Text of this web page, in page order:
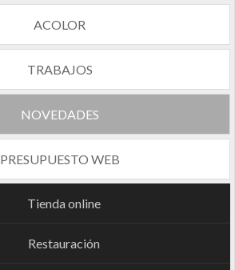
ACOLOR
TRABAJOS
NOVEDADES
PRESUPUESTO WEB
Tienda online
Restauración